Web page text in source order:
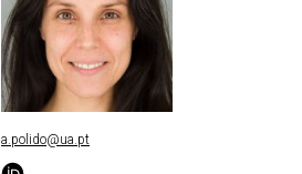
a.polido@ua.pt